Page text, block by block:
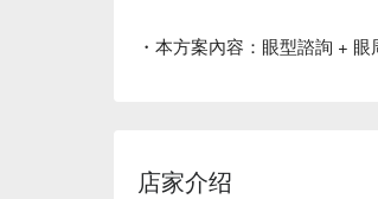
・本方案內容：眼型諮詢 +
店家介绍